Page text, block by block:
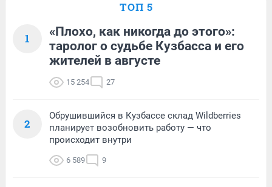
ТОП 5
1
«Плохо, как никогда до этого»:
таролог о судьбе Кузбасса и его
жителей в августе
15 254 27
2
Обрушившийся в Кузбассе склад Wildberries
планирует возобновить работу — что
происходит внутри
6 589 9